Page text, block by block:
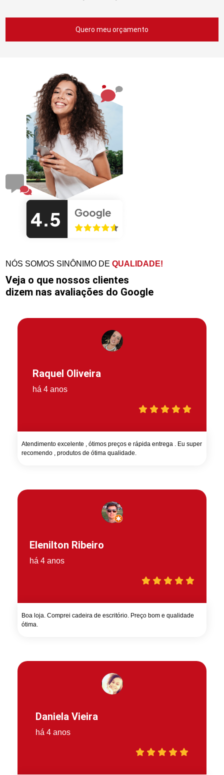
Quero meu orçamento
NÓS SOMOS SINÔNIMO DEQUALIDADE!
Veja o que nossos clientes
dizem nas avaliações do Google
Raquel Oliveira
há 4 anos
Atendimento excelente , ótimos preços e rápida entrega . Eu super
recomendo , produtos de ótima qualidade.
Elenilton Ribeiro
há 4 anos
Boa loja. Comprei cadeira de escritório. Preço bom e qualidade
ótima.
Daniela Vieira
há 4 anos